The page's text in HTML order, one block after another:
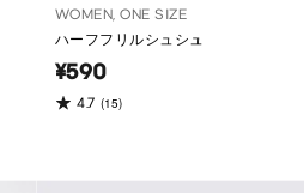
WOMEN, ONE SIZE
ハーフフリルシュシュ
¥590
4.7 (15)